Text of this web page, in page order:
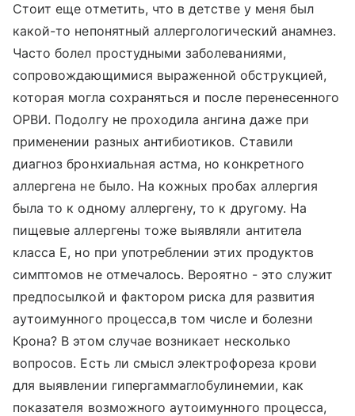
Стоит еще отметить, что в детстве у меня был
какой-то непонятный аллергологический анамнез.
Часто болел простудными заболеваниями,
сопровождающимися выраженной обструкцией,
которая могла сохраняться и после перенесенного
ОРВИ. Подолгу не проходила ангина даже при
применении разных антибиотиков. Ставили
диагноз бронхиальная астма, но конкретного
аллергена не было. На кожных пробах аллергия
была то к одному аллергену, то к другому. На
пищевые аллергены тоже выявляли антитела
класса Е, но при употреблении этих продуктов
симптомов не отмечалось. Вероятно - это служит
предпосылкой и фактором риска для развития
аутоимунного процесса,в том числе и болезни
Крона? В этом случае возникает несколько
вопросов. Есть ли смысл электрофореза крови
для выявлении гипергаммаглобулинемии, как
показателя возможного аутоимунного процесса,